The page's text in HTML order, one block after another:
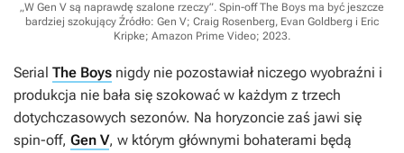
„W Gen V są naprawdę szalone rzeczy”. Spin-off The Boys ma być jeszcze
bardziej szokujący Źródło: Gen V; Craig Rosenberg, Evan Goldberg i Eric
Kripke; Amazon Prime Video; 2023.
Serial The Boys nigdy nie pozostawiał niczego wyobraźni i
produkcja nie bała się szokować w każdym z trzech
dotychczasowych sezonów. Na horyzoncie zaś jawi się
spin-off, Gen V, w którym głównymi bohaterami będą